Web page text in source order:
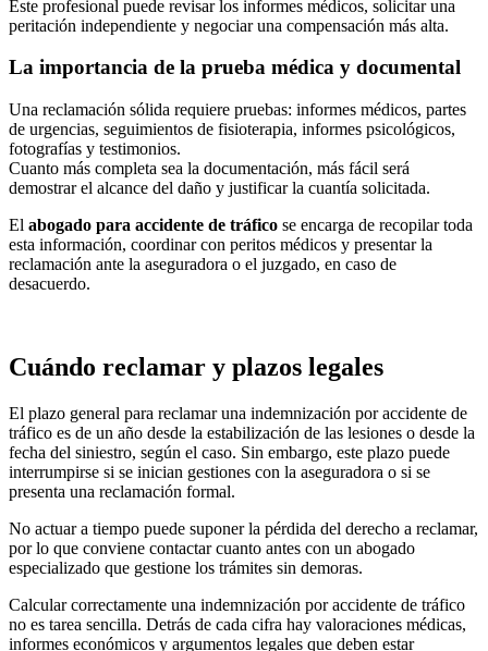
Este profesional puede revisar los informes médicos, solicitar una
peritación independiente y negociar una compensación más alta.
La importancia de la prueba médica y documental
Una reclamación sólida requiere pruebas: informes médicos, partes
de urgencias, seguimientos de fisioterapia, informes psicológicos,
fotografías y testimonios.
Cuanto más completa sea la documentación, más fácil será
demostrar el alcance del daño y justificar la cuantía solicitada.
El abogado para accidente de tráfico se encarga de recopilar toda
esta información, coordinar con peritos médicos y presentar la
reclamación ante la aseguradora o el juzgado, en caso de
desacuerdo.
Cuándo reclamar y plazos legales
El plazo general para reclamar una indemnización por accidente de
tráfico es de un año desde la estabilización de las lesiones o desde la
fecha del siniestro, según el caso. Sin embargo, este plazo puede
interrumpirse si se inician gestiones con la aseguradora o si se
presenta una reclamación formal.
No actuar a tiempo puede suponer la pérdida del derecho a reclamar,
por lo que conviene contactar cuanto antes con un abogado
especializado que gestione los trámites sin demoras.
Calcular correctamente una indemnización por accidente de tráfico
no es tarea sencilla. Detrás de cada cifra hay valoraciones médicas,
informes económicos y argumentos legales que deben estar